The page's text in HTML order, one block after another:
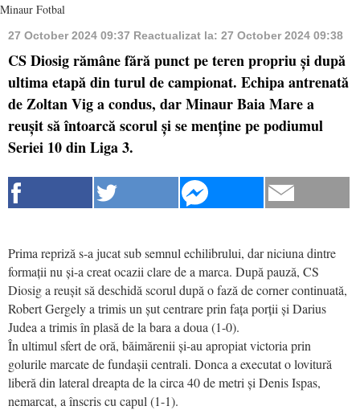
Minaur Fotbal
27 October 2024 09:37 Reactualizat la: 27 October 2024 09:38
CS Diosig rămâne fără punct pe teren propriu și după
ultima etapă din turul de campionat. Echipa antrenată
de Zoltan Vig a condus, dar Minaur Baia Mare a
reușit să întoarcă scorul și se menține pe podiumul
Seriei 10 din Liga 3.
Prima repriză s-a jucat sub semnul echilibrului, dar niciuna dintre
formații nu și-a creat ocazii clare de a marca. După pauză, CS
Diosig a reușit să deschidă scorul după o fază de corner continuată,
Robert Gergely a trimis un șut centrare prin fața porții și Darius
Judea a trimis în plasă de la bara a doua (1-0).
În ultimul sfert de oră, băimărenii și-au apropiat victoria prin
golurile marcate de fundașii centrali. Donca a executat o lovitură
liberă din lateral dreapta de la circa 40 de metri și Denis Ispas,
nemarcat, a înscris cu capul (1-1).